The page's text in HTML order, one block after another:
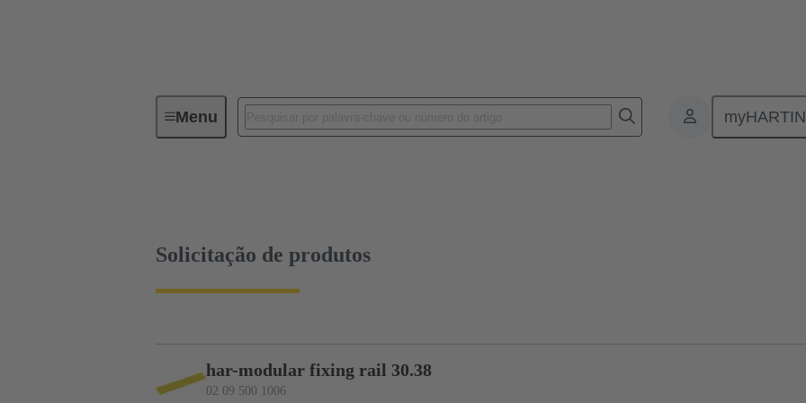
MenuDevice connectivity Produtos Motherboard to
Solicitação de produtos
har-modular fixing rail 30.38
02 09 500 1006